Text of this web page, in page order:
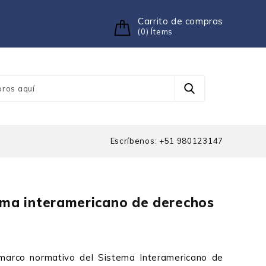
Carrito de compras
(0) Ítems
Escríbenos: +51 980123147
interamericano de derechos
normativo del Sistema Interamericano de